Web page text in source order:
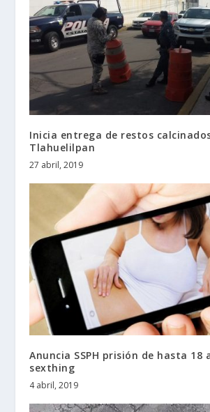
Inicia entrega de restos
Tlahuelilpan
27 abril, 2019
Anuncia SSPH prisión de hasta 18
sexthing
4 abril, 2019